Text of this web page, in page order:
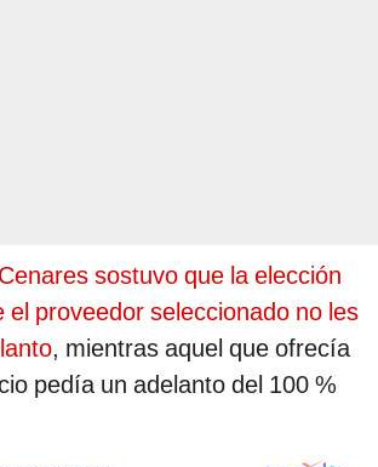
Cenares sostuvo que la elección
el proveedor seleccionado no les
, mientras aquel que ofrecía
pedía un adelanto del 100 %